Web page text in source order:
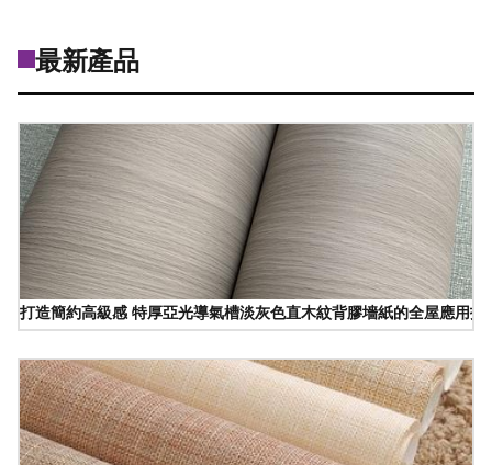
最新產品
打造簡約高級感 特厚亞光導氣槽淡灰色直木紋背膠墻紙的全屋應用指